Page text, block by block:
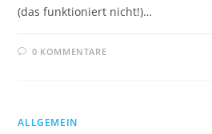
(das funktioniert nicht!)…
0 KOMMENTARE
ALLGEMEIN